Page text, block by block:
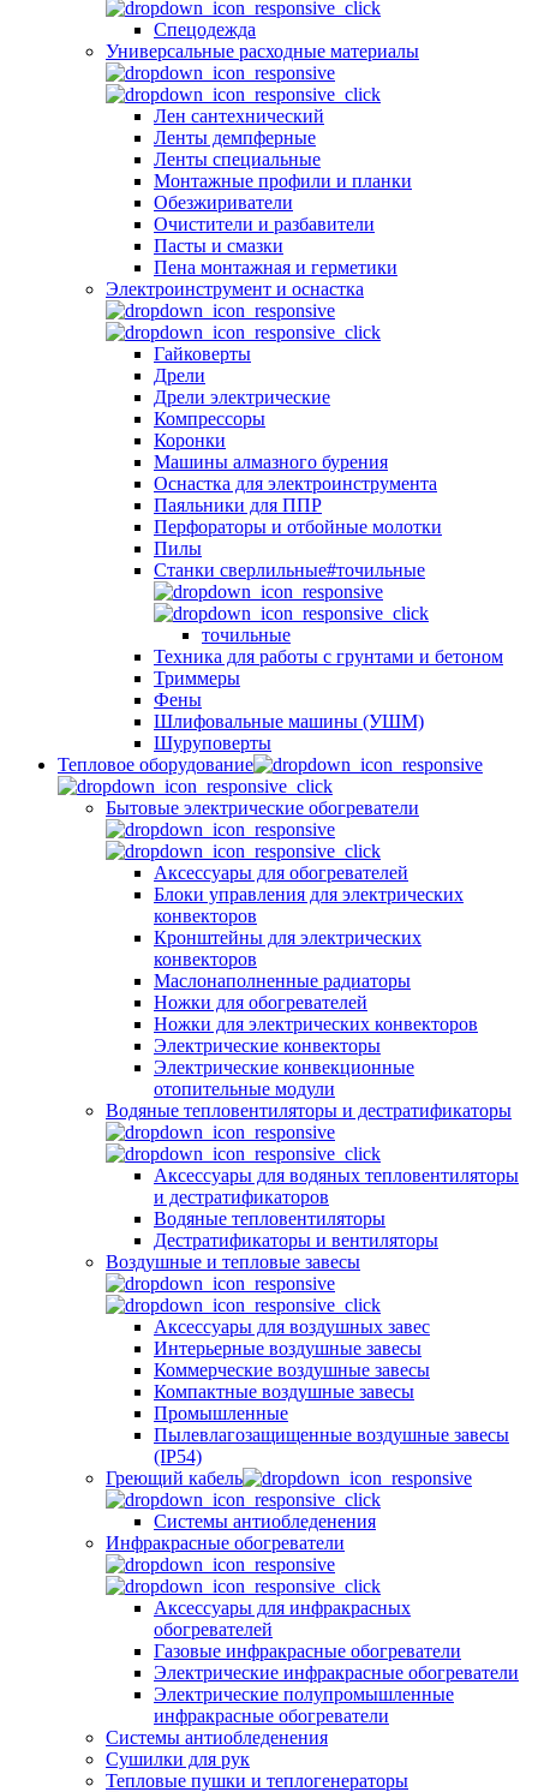
Спецодежда
Универсальные расходные материалы
Лен сантехнический
Ленты демпферные
Ленты специальные
Монтажные профили и планки
Обезжириватели
Очистители и разбавители
Пасты и смазки
Пена монтажная и герметики
Электроинструмент и оснастка
Гайковерты
Дрели
Дрели электрические
Компрессоры
Коронки
Машины алмазного бурения
Оснастка для электроинструмента
Паяльники для ППР
Перфораторы и отбойные молотки
Пилы
Станки сверлильные#точильные
точильные
Техника для работы с грунтами и бетоном
Триммеры
Фены
Шлифовальные машины (УШМ)
Шуруповерты
Тепловое оборудование
Бытовые электрические обогреватели
Аксессуары для обогревателей
Блоки управления для электрических
конвекторов
Кронштейны для электрических
конвекторов
Маслонаполненные радиаторы
Ножки для обогревателей
Ножки для электрических конвекторов
Электрические конвекторы
Электрические конвекционные
отопительные модули
Водяные тепловентиляторы и дестратификаторы
Аксессуары для водяных тепловентиляторы
и дестратификаторов
Водяные тепловентиляторы
Дестратификаторы и вентиляторы
Воздушные и тепловые завесы
Аксессуары для воздушных завес
Интерьерные воздушные завесы
Коммерческие воздушные завесы
Компактные воздушные завесы
Промышленные
Пылевлагозащищенные воздушные завесы
(IP54)
Греющий кабель
Системы антиобледенения
Инфракрасные обогреватели
Аксессуары для инфракрасных
обогревателей
Газовые инфракрасные обогреватели
Электрические инфракрасные обогреватели
Электрические полупромышленные
инфракрасные обогреватели
Системы антиобледенения
Сушилки для рук
Тепловые пушки и теплогенераторы